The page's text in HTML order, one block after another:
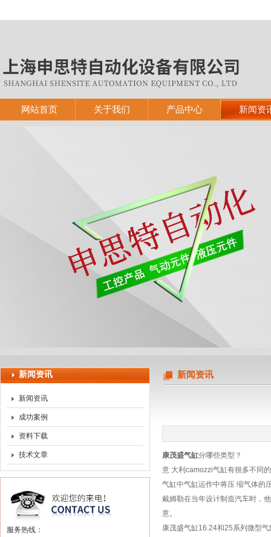
上海申思特自动化设备有限公司
网站首页 关于我们 产品中心 新闻资
新闻资讯
新闻资讯
成功案例
资料下载
技术文章
服务热线：
新闻资讯
康茂盛气缸分哪些类型？
意 大利camozzi气缸有很多不同
气缸中气缸运作中将压 缩气体的
戴姆勒在当年设计制造汽车时，
意。
康茂盛气缸16.24和25系列微型气